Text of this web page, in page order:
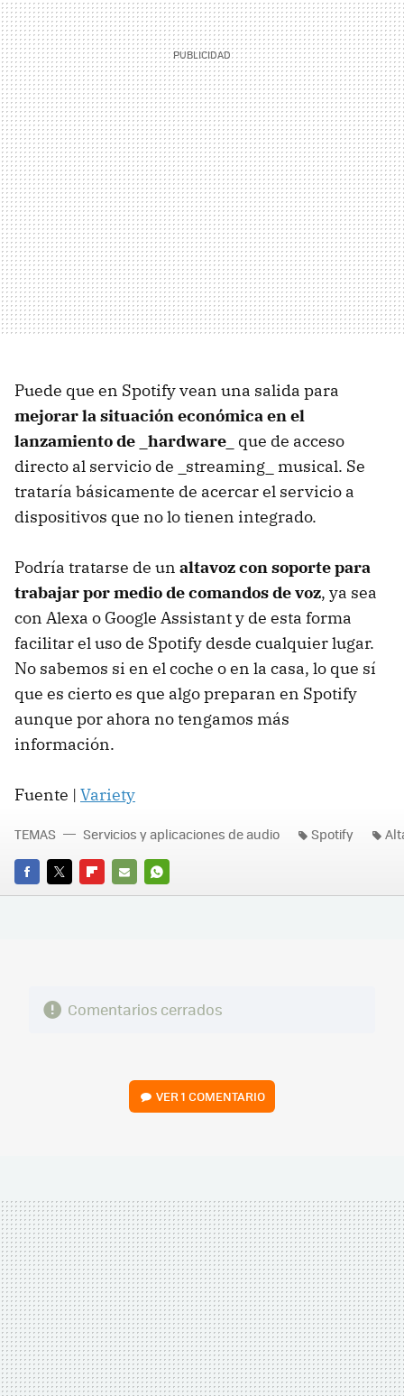
Puede que en Spotify vean una salida para
mejorar la situación económica en el
lanzamiento de _hardware_
que de acceso
directo al servicio de _streaming_ musical. Se
trataría básicamente de acercar el servicio a
dispositivos que no lo tienen integrado.
Podría tratarse de un altavoz con soporte para
trabajar por medio de comandos de voz, ya sea
con Alexa o Google Assistant y de esta forma
facilitar el uso de Spotify desde cualquier lugar.
No sabemos si en el coche o en la casa, lo que sí
que es cierto es que algo preparan en Spotify
aunque por ahora no tengamos más
información.
Fuente | Variety
FACEBOOK
TWITTERFLIPBOARD
E-
WHATSAPP
TEMAS Servicios y aplicaciones de audio Spotify
Comentarios cerrados
VER1 COMENTARIO